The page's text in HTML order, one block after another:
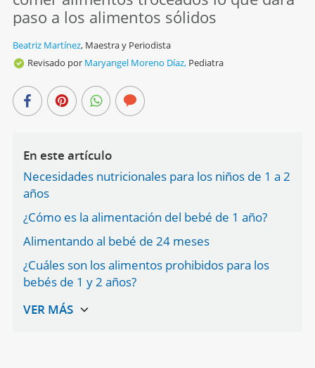
paso a los alimentos sólidos
Beatriz Martínez, Maestra y Periodista
Revisado por Maryangel Moreno Díaz, Pediatra
En este artículo
Necesidades nutricionales para los niños de 1 a 2
años
¿Cómo es la alimentación del bebé de 1 año?
Alimentando al bebé de 24 meses
¿Cuáles son los alimentos prohibidos para los
bebés de 1 y 2 años?